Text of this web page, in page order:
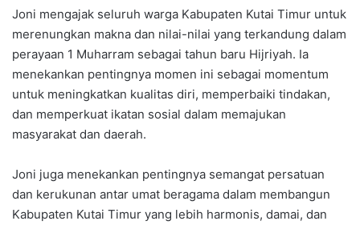
Joni mengajak seluruh warga Kabupaten Kutai Timur untuk
merenungkan makna dan nilai-nilai yang terkandung dalam
perayaan 1 Muharram sebagai tahun baru Hijriyah. Ia
menekankan pentingnya momen ini sebagai momentum
untuk meningkatkan kualitas diri, memperbaiki tindakan,
dan memperkuat ikatan sosial dalam memajukan
masyarakat dan daerah.
Joni juga menekankan pentingnya semangat persatuan
dan kerukunan antar umat beragama dalam membangun
Kabupaten Kutai Timur yang lebih harmonis, damai, dan